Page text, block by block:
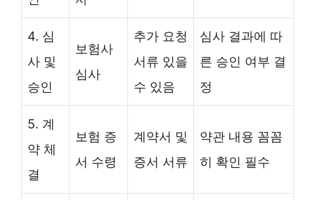
4. 심
사 및
승인
보험사
심사
추가 요청
서류 있을
수 있음
심사 결과에 따
른 승인 여부 결
정
5. 계
약 체
결
보험 증
서 수령
계약서 및
증서 서류
약관 내용 꼼꼼
히 확인 필수